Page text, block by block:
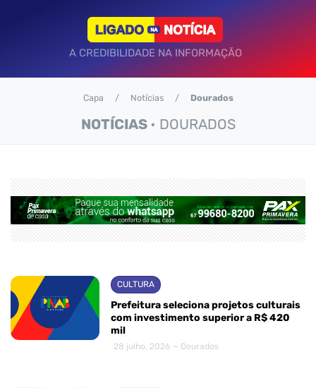
A CREDIBILIDADE NA INFORMAÇÃO
NOTÍCIAS • DOURADOS
Capa Notícias Dourados
CULTURA
Prefeitura seleciona projetos culturais
com investimento superior a R$ 420
mil
28 julho, 2026 — Dourados